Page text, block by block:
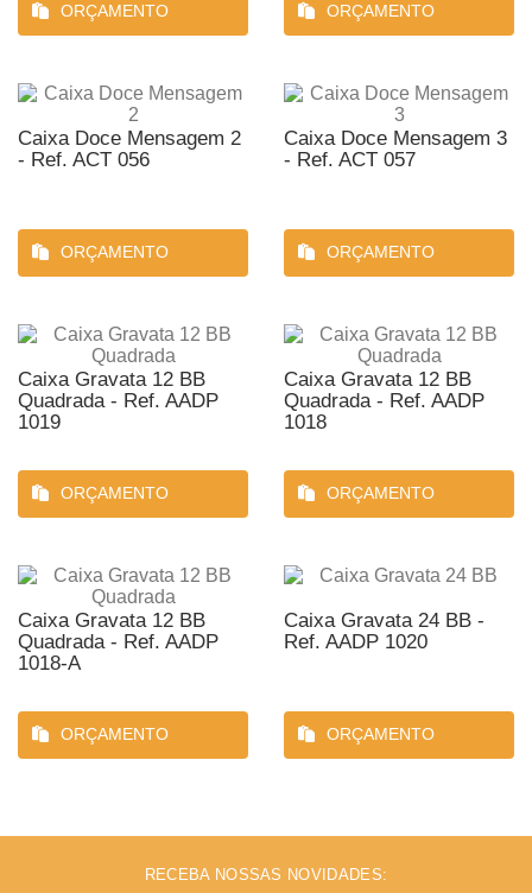
ORÇAMENTO ORÇAMENTO
Caixa Doce Mensagem 2
- Ref. ACT 056
ORÇAMENTO
Caixa Doce Mensagem 3
- Ref. ACT 057
ORÇAMENTO
Caixa Gravata 12 BB
Quadrada - Ref. AADP
1019
ORÇAMENTO
Caixa Gravata 12 BB
Quadrada - Ref. AADP
1018
ORÇAMENTO
Caixa Gravata 12 BB
Quadrada - Ref. AADP
1018-A
ORÇAMENTO
Caixa Gravata 24 BB -
Ref. AADP 1020
ORÇAMENTO
RECEBA NOSSAS NOVIDADES: